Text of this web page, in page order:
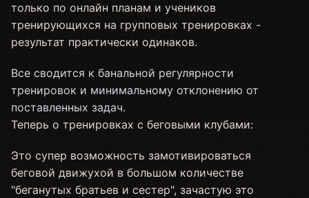
только по онлайн планам и учеников
тренирующихся на групповых тренировках -
результат практически одинаков.
Все сводится к банальной регулярности
тренировок и минимальному отклонению от
поставленных задач.
Теперь о тренировках с беговыми клубами:
Это супер возможность замотивироваться
беговой движухой в большом количестве
"беганутых братьев и сестер", зачастую это